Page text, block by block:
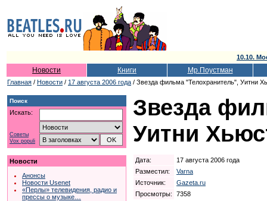
10.10.
Новости Книги Мр.Поустман
Главная / Новости / 17 августа 2006 года / Звезда фильма "Телохранитель", Уитни
Поиск
Искать:
Советы
Vox populi
Новости
Анонсы
Новости Usenet
«Перлы» телевидения, радио и
прессы о музыке…
Звезда
Уитни
Дата:
17 августа 2006 года
Разместил:
Varna
Источник:
Gazeta.ru
Просмотры:
7358